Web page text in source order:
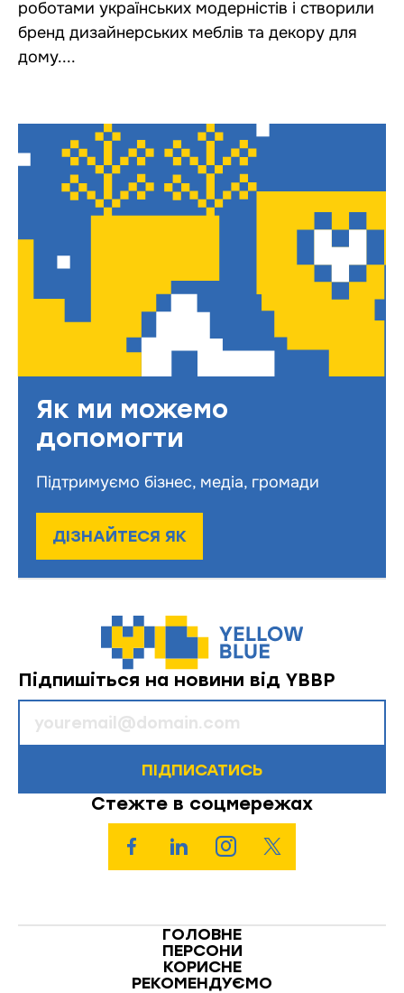
роботами українських модерністів і створили
бренд дизайнерських меблів та декору для
дому....
Як ми можемо
допомогти
Підтримуємо бізнес, медіа, громади
ДІЗНАЙТЕСЯ ЯК
Підпишіться на новини від YBBP
ПІДПИСАТИСЬ
Стежте в соцмережах
ГОЛОВНЕ
ПЕРСОНИ
КОРИСНЕ
РЕКОМЕНДУЄМО